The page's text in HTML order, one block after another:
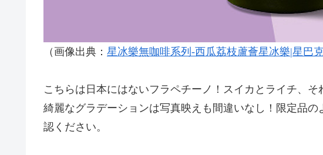
（画像出典： 星冰樂無咖啡系列-西瓜荔枝蘆薈星冰樂|星巴克
こちらは日本にはないフラペチーノ！スイカとライチ、そ
綺麗なグラデーションは写真映えも間違いなし！限定品
認ください。